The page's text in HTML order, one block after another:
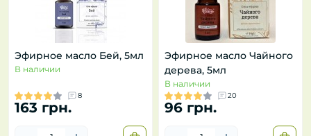
Эфирное масло Бей, 5мл
В наличии
8
163 грн.
Эфирное масло Чайного
дерева, 5мл
В наличии
20
96 грн.